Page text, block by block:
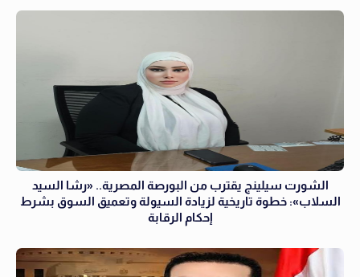
الشورت سيلينج يقترب من البورصة المصرية.. «رشا السيد
السلاب»: خطوة تاريخية لزيادة السيولة وتعميق السوق بشرط
إحكام الرقابة